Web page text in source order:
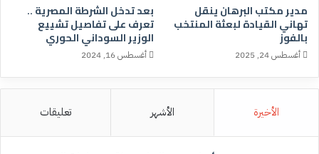
مدير مكتب البرهان ينقل
تهاني القيادة لبعثة المنتخب
بالفوز
أغسطس 24, 2025
بعد تدخل الشرطة المصرية ..
تعرف على تفاصيل تشييع
الوزير السوداني الحوري
أغسطس 16, 2024
الأخيرة الأشهر تعليقات